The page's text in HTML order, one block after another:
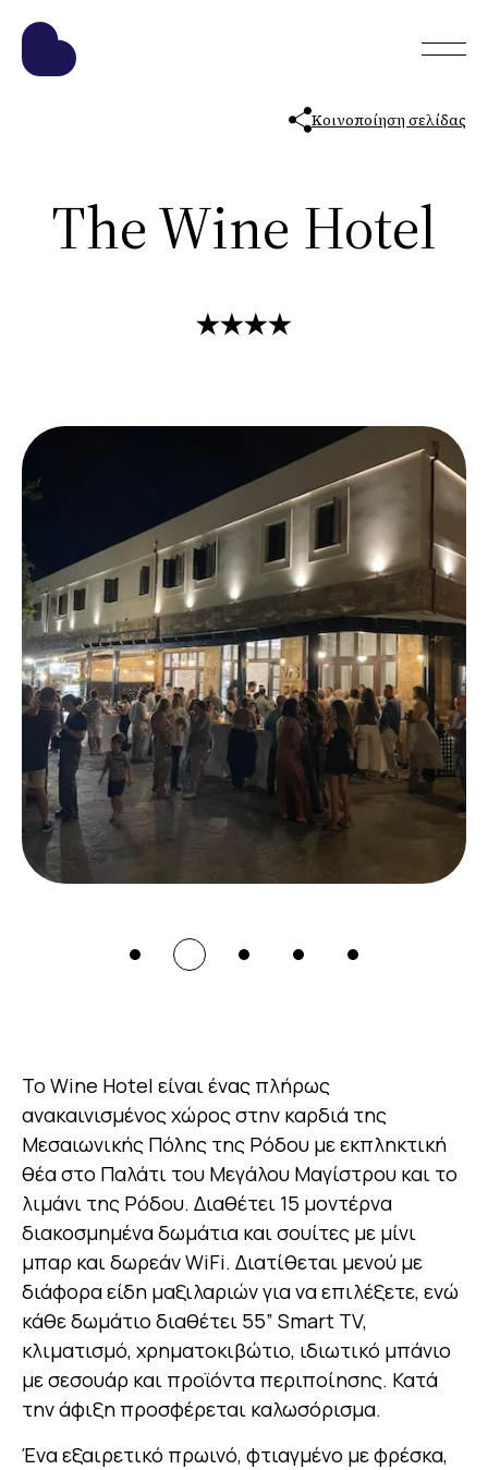
Κοινοποίηση σελίδας
The Wine Hotel
Το Wine Hotel είναι ένας πλήρως
ανακαινισμένος χώρος στην καρδιά της
Μεσαιωνικής Πόλης της Ρόδου με εκπληκτική
θέα στο Παλάτι του Μεγάλου Μαγίστρου και το
λιμάνι της Ρόδου. Διαθέτει 15 μοντέρνα
διακοσμημένα δωμάτια και σουίτες με μίνι
μπαρ και δωρεάν WiFi. Διατίθεται μενού με
διάφορα είδη μαξιλαριών για να επιλέξετε, ενώ
κάθε δωμάτιο διαθέτει 55” Smart TV,
κλιματισμό, χρηματοκιβώτιο, ιδιωτικό μπάνιο
με σεσουάρ και προϊόντα περιποίησης. Κατά
την άφιξη προσφέρεται καλωσόρισμα.
Ένα εξαιρετικό πρωινό, φτιαγμένο με φρέσκα,